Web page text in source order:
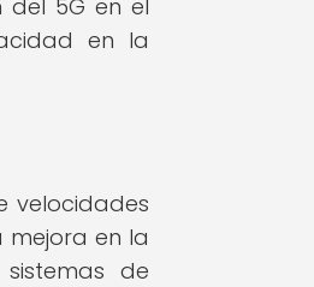
del 5G en el
en la
velocidades
mejora en la
de